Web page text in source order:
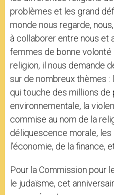
problèmes et les grand
monde nous regarde,
à collaborer entre nous et
femmes de bonne
religion, il nous demande
sur de nombreux thèmes :
qui touche des millions de
environnementale, la
commise au nom de la
déliquescence morale,
l’économie, de la finance,
Pour la Commission pour
le judaïsme, cet